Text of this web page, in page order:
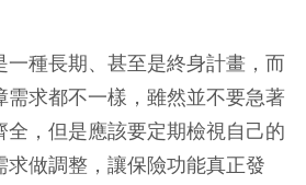
種長期、甚至是終身計畫，而
需求都不一樣，雖然並不要急著
全，但是應該要定期檢視自己的
做調整，讓保險功能真正發